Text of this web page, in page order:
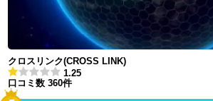
クロスリンク(CROSS LINK)
1.25
口コミ数 360件